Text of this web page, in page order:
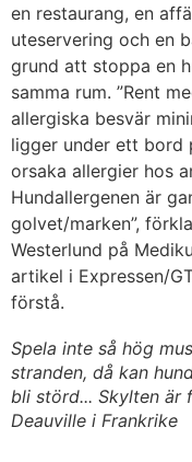
en restaurang, en
uteservering och en
grund att stoppa en
samma rum. ”Rent
allergiska besvär
ligger under ett bord
orsaka allergier hos
Hundallergenen är
golvet/marken”,
Westerlund på
artikel i Expressen/
förstå.
Spela inte så hög
stranden, då kan
bli störd... Skylten är
Deauville i Frankrike